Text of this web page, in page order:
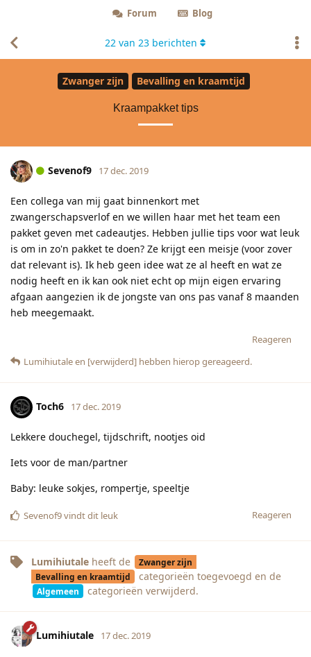
Forum Blog
Zwanger zijn Bevalling en kraamtijd
Kraampakket tips
22 van 23 berichten
Sevenof9 17 dec. 2019
Een collega van mij gaat binnenkort met
zwangerschapsverlof en we willen haar met het team een
pakket geven met cadeautjes. Hebben jullie tips voor wat leuk
is om in zo'n pakket te doen? Ze krijgt een meisje (voor zover
dat relevant is). Ik heb geen idee wat ze al heeft en wat ze
nodig heeft en ik kan ook niet echt op mijn eigen ervaring
afgaan aangezien ik de jongste van ons pas vanaf 8 maanden
heb meegemaakt.
Reageren
Lumihiutaleen [verwijderd] hebben hierop gereageerd.
Toch6 17 dec. 2019
Lekkere douchegel, tijdschrift, nootjes oid
Iets voor de man/partner
Baby: leuke sokjes, rompertje, speeltje
Reageren
Sevenof9vindt dit leuk
Lumihiutale heeft de
Zwanger zijn
Bevalling en kraamtijd
categorieën toegevoegd en de
Algemeen categorieën verwijderd.
Lumihiutale 17 dec. 2019